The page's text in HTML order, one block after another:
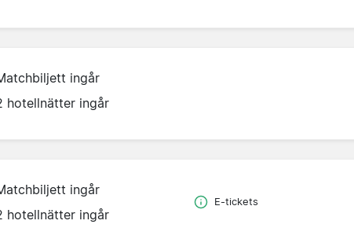
ingår
hotellnätter ingår
ingår
hotellnätter ingår
E-tickets